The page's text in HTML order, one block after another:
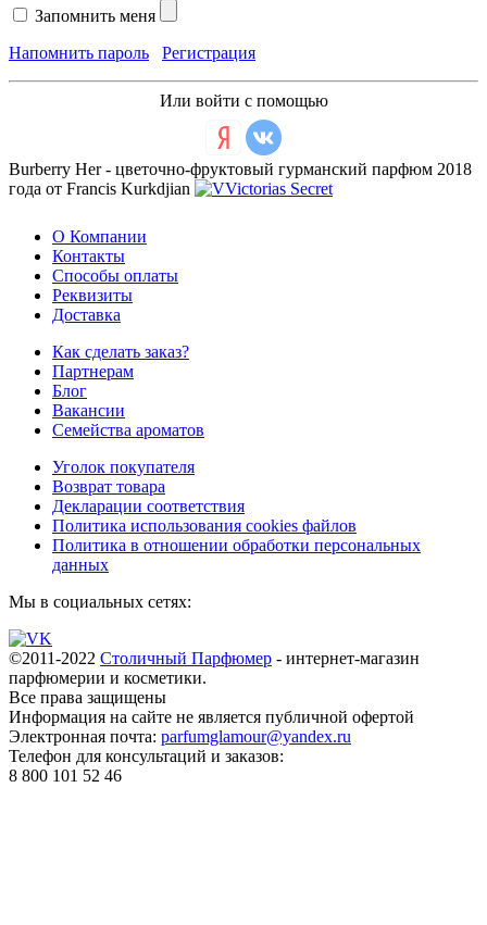
Запомнить меня
Напомнить пароль
Регистрация
Или войти с помощью
Burberry Her - цветочно-фруктовый гурманский парфюм 2018
года от Francis Kurkdjian
О Компании
Контакты
Способы оплаты
Реквизиты
Доставка
Как сделать заказ?
Партнерам
Блог
Вакансии
Семейства ароматов
Уголок покупателя
Возврат товара
Декларации соответствия
Политика использования cookies файлов
Политика в отношении обработки персональных
данных
Мы в социальных сетях:
©2011-2022 Столичный Парфюмер - интернет-магазин
парфюмерии и косметики.
Все права защищены
Информация на сайте не является публичной офертой
Электронная почта: parfumglamour@yandex.ru
Телефон для консультаций и заказов:
8 800 101 52 46